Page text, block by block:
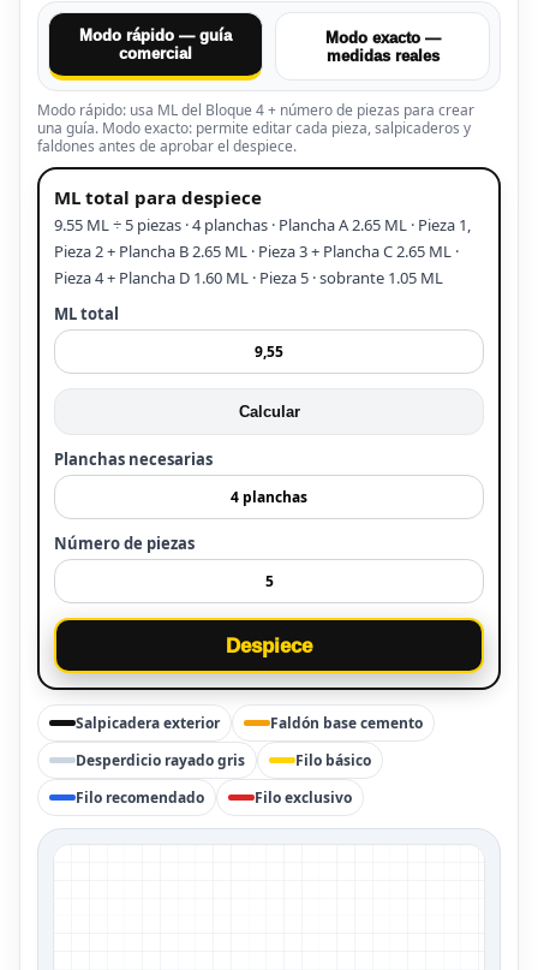
Modo rápido — guía
comercial
Modo exacto —
medidas reales
Modo rápido: usa ML del Bloque 4 + número de piezas para crear
una guía. Modo exacto: permite editar cada pieza, salpicaderos y
faldones antes de aprobar el despiece.
ML total para despiece
9.55 ML ÷ 5 piezas · 4 planchas · Plancha A 2.65 ML · Pieza 1,
Pieza 2 + Plancha B 2.65 ML · Pieza 3 + Plancha C 2.65 ML ·
Pieza 4 + Plancha D 1.60 ML · Pieza 5 · sobrante 1.05 ML
ML total
Calcular
Planchas necesarias
Número de piezas
Despiece
Salpicadera exterior
Faldón base cemento
Desperdicio rayado gris
Filo básico
Filo recomendado
Filo exclusivo